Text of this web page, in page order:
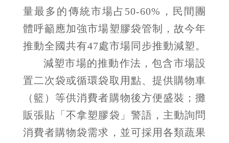
量最多的傳統市場占50-60%，民間團
體呼籲應加強市場塑膠袋管制，故今年
推動全國共有47處市場同步推動減塑。
減塑市場的推動作法，包含市場設
置二次袋或循環袋取用點、提供購物車
（籃）等供消費者購物後方便盛裝；攤
販張貼「不拿塑膠袋」警語，主動詢問
消費者購物袋需求，並可採用各類蔬果